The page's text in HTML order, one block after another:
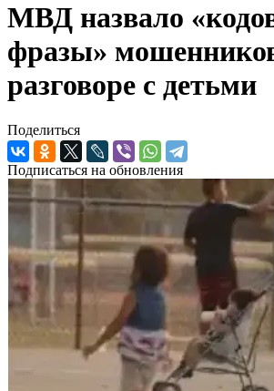
МВД назвало
фразы»
разговоре с детьми
Поделиться
Подписаться на обновления